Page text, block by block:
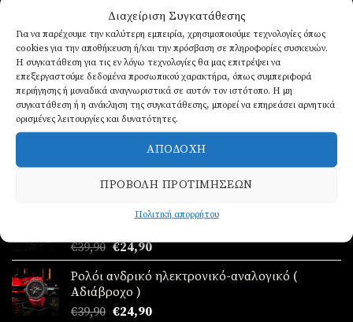
Διαχείριση Συγκατάθεσης
Για να παρέχουμε την καλύτερη εμπειρία, χρησιμοποιούμε τεχνολογίες όπως
cookies για την αποθήκευση ή/και την πρόσβαση σε πληροφορίες συσκευών.
Η συγκατάθεση για τις εν λόγω τεχνολογίες θα μας επιτρέψει να
επεξεργαστούμε δεδομένα προσωπικού χαρακτήρα, όπως συμπεριφορά
περιήγησης ή μοναδικά αναγνωριστικά σε αυτόν τον ιστότοπο. Η μη
συγκατάθεση ή η ανάκληση της συγκατάθεσης, μπορεί να επηρεάσει αρνητικά
ορισμένες λειτουργίες και δυνατότητες.
ΑΠΟΔΟΧΉ
ΠΡΟΒΟΛΉ ΠΡΟΤΙΜΉΣΕΩΝ
Πολιτική απορρήτου
ΝΈΑ ΠΑΡΑΛΑΒΉ!
Ρολόι ανδρικό ηλεκτρονικό-αναλογικό (
Αδιάβροχο )
€39,90 Original
price
€39,90.
€ 24,90Η
τρέχουσα
τιμή
είναι:
€24,90.
Ρολόι ανδρικό ηλεκτρονικό-αναλογικό (
Αδιάβροχο )
39,90 Original
was:
€24,90Η
τιμή
€24,90.
Ρολόι ανδρικό ηλεκτρονικό-αναλογικό (
€39,90 Original
price
was:
€39,90.
€24,90Η
τρέχουσα
τιμή
€24,90.
Ρολόι ανδρικό ηλεκτρονικό-αναλογικό (
Αδιάβροχο )
€39,90 Original
€24,90Η